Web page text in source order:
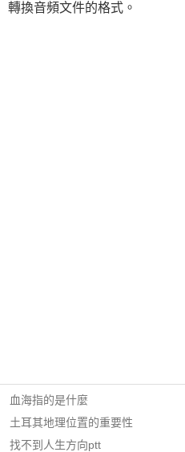
轉換音頻文件的格式。
血海指的是什麼
土耳其地理位置的重要性
找不到人生方向ptt